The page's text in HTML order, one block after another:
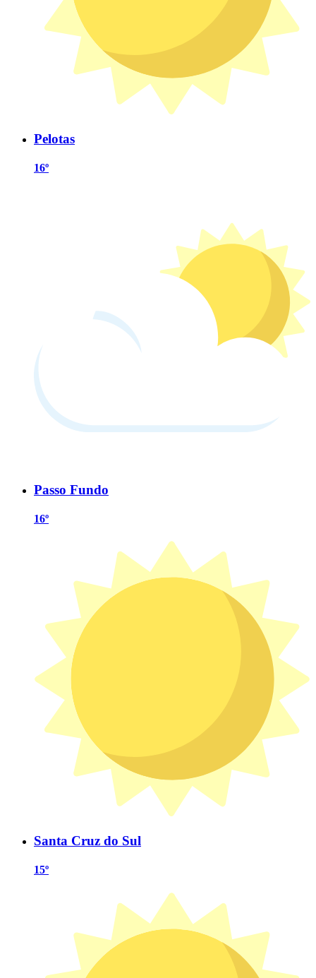
Pelotas
16º
Passo Fundo
16º
Santa Cruz do Sul
15º